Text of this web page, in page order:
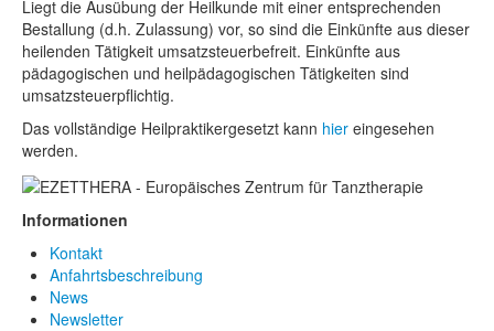
Liegt die Ausübung der Heilkunde mit einer entsprechenden
Bestallung (d.h. Zulassung) vor, so sind die Einkünfte aus dieser
heilenden Tätigkeit umsatzsteuerbefreit. Einkünfte aus
pädagogischen und heilpädagogischen Tätigkeiten sind
umsatzsteuerpflichtig.
Das vollständige Heilpraktikergesetzt kann hier eingesehen
werden.
Informationen
Kontakt
Anfahrtsbeschreibung
News
Newsletter